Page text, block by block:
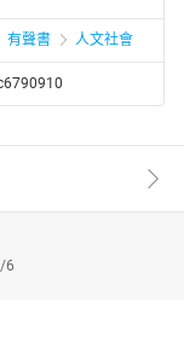
有聲書 人文社會
6